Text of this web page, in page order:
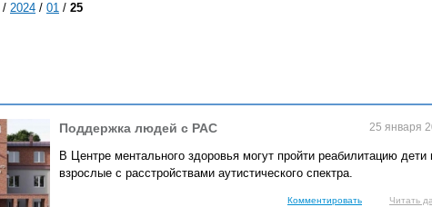
/ 2024 / 01 / 25
25 января
Поддержка людей с РАС
В Центре ментального здоровья могут пройти реабилитацию дети
взрослые с расстройствами аутистического спектра.
Читать
Комментировать